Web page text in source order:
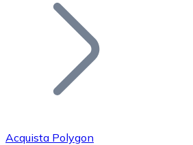
Aggiungi il token del tuo
Acquista Polygon